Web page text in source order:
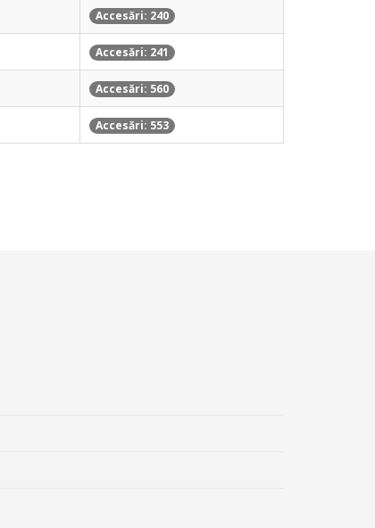
Accesări: 240
Accesări: 241
Accesări: 560
Accesări: 553